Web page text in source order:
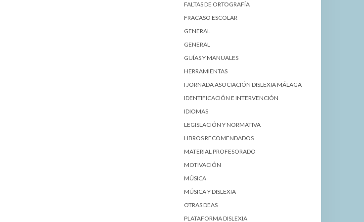
FALTAS DE ORTOGRAFÍA
FRACASO ESCOLAR
GENERAL
GENERAL
GUÍAS Y MANUALES
HERRAMIENTAS
I JORNADA ASOCIACIÓN DISLEXIA MÁLAGA
IDENTIFICACIÓN E INTERVENCIÓN
IDIOMAS
LEGISLACIÓN Y NORMATIVA
LIBROS RECOMENDADOS
MATERIAL PROFESORADO
MOTIVACIÓN
MÚSICA
MÚSICA Y DISLEXIA
OTRAS DEAS
PLATAFORMA DISLEXIA